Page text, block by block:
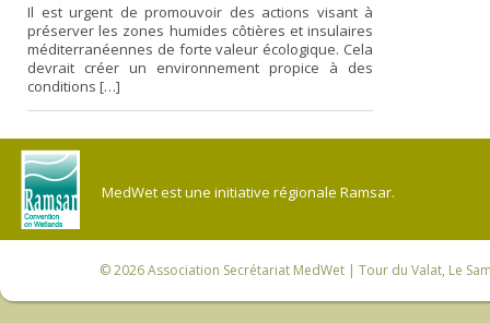
Il est urgent de promouvoir des actions visant à
préserver les zones humides côtières et insulaires
méditerranéennes de forte valeur écologique. Cela
devrait créer un environnement propice à des
conditions […]
MedWet est une initiative régionale Ramsar.
© 2026Association Secrétariat MedWet | Tour du Valat, Le